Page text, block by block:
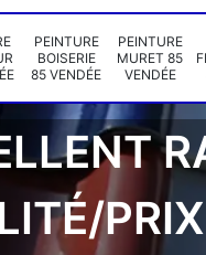
PEINTURE
BOISERIE
85 VENDÉE
PEINTURE
MURET 85
VENDÉE
PRIX